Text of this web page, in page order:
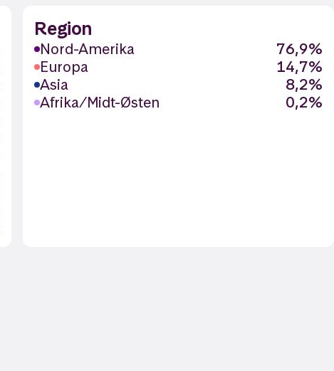
Region
Nord-Amerika
76,9%
Europa
14,7%
Asia
8,2%
Afrika/Midt-Østen
0,2%